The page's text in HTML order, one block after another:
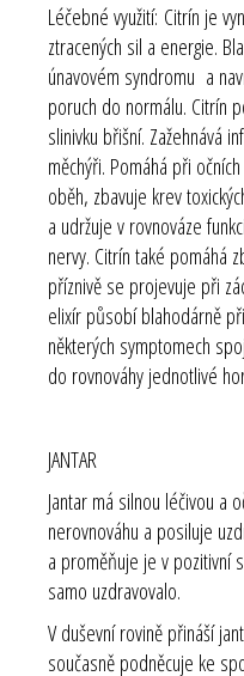
Léčebné využití: Citrín je
ztracených sil a energie.
únavovém syndromu a
poruch do normálu. Citrín
slinivku břišní. Zažehnává
měchýři. Pomáhá při
oběh, zbavuje krev
a udržuje v rovnováze
nervy. Citrín také pomáhá
příznivě se projevuje při
elixír působí blahodárně
některých symptomech
do rovnováhy jednotlivé
JANTAR
Jantar má silnou léčivou a
nerovnováhu a posiluje
a proměňuje je v pozitivní
samo uzdravovalo.
V duševní rovině přináší
současně podněcuje ke